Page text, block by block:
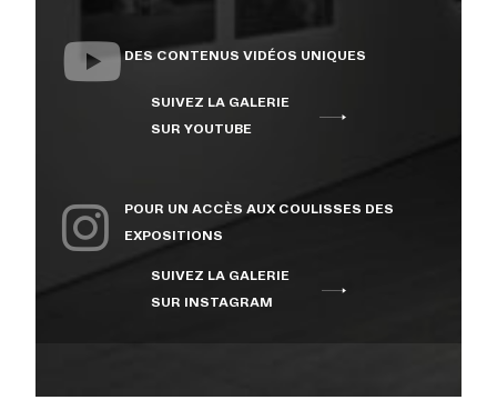
DES CONTENUS VIDÉOS UNIQUES
SUIVEZ LA GALERIE
SUR YOUTUBE
POUR UN ACCÈS AUX COULISSES DES
EXPOSITIONS
SUIVEZ LA GALERIE
SUR INSTAGRAM